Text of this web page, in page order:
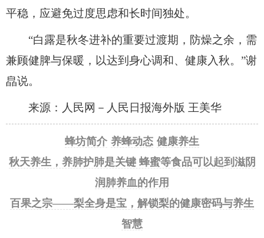
平稳，应避免过度思虑和长时间独处。
“白露是秋冬进补的重要过渡期，防燥之余，需
兼顾健脾与保暖，以达到身心调和、健康入秋。”谢
皛说。
来源：人民网－人民日报海外版 王美华
蜂坊简介 养蜂动态 健康养生
秋天养生，养肺护肺是关键 蜂蜜等食品可以起到滋阴
润肺养血的作用
百果之宗——梨全身是宝，解锁梨的健康密码与养生
智慧